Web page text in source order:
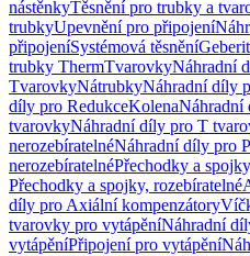
nástěnkyTěsnění pro trubky a
trubkyUpevnění pro připojení
připojeníSystémová těsnění
trubky ThermTvarovkyNáhradní
TvarovkyNátrubkyNáhradní díly
díly pro RedukceKolenaNáhradní
tvarovkyNáhradní díly pro T
nerozebíratelnéNáhradní díly pro
nerozebíratelnéPřechodky a
Přechodky a spojky, rozebíratelné
díly pro Axiální kompenzátory
tvarovky pro vytápěníNáhradní
vytápěníPřipojení pro vytápění